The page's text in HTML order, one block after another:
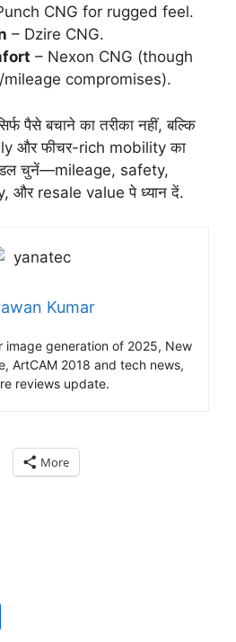
CNG for rugged feel.
– Dzire CNG.
– Nexon CNG (though
compromises).
पैसे बचाने का तरीका नहीं, बल्कि
और फीचर-rich mobility का
चुनें—mileage, safety,
और resale value पे ध्यान दें.
Kumar
image generation of 2025, New
ArtCAM 2018 and tech news,
reviews update.
More